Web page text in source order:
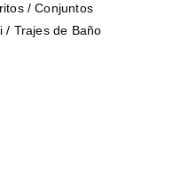
/ Conjuntos
/ Trajes de Baño